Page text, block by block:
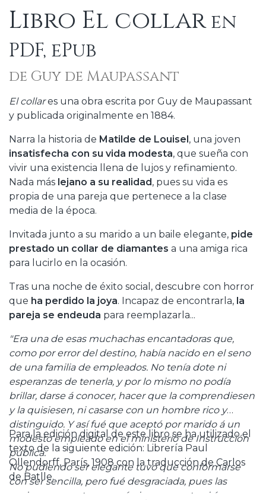
Libro El collaren
PDF, ePub
de Guy de Maupassant
El collares una obra escrita por Guy de Maupassant
y publicada originalmente en 1884.
Narra la historia de Matilde de Louisel, una joven
insatisfecha con su vida modesta, que sueña con
vivir una existencia llena de lujos y refinamiento.
Nada más lejano a su realidad, pues su vida es
propia de una pareja que pertenece a la clase
media de la época.
Invitada junto a su marido a un baile elegante, pide
prestado un collar de diamantes a una amiga rica
para lucirlo en la ocasión.
Tras una noche de éxito social, descubre con horror
que ha perdido la joya. Incapaz de encontrarla, la
pareja se endeuda para reemplazarla...
"Era una de esas muchachas encantadoras que,
como por error del destino, había nacido en el seno
de una familia de empleados. No tenía dote ni
esperanzas de tenerla, y por lo mismo no podía
brillar, darse á conocer, hacer que la comprendiesen
y la quisiesen, ni casarse con un hombre rico y
distinguido. Y así fué que aceptó por marido á un
modesto empleado en el ministerio de Instrucción
pública.
No pudiendo ser elegante tuvo que conformarse
con ser sencilla, pero fué desgraciada, pues las
mujeres no pertenecen á ninguna casta ni á
Para la edición digital de este libro se ha utilizado el
texto de la siguiente edición: Librería Paul
Ollendorff, París, 1908 con la traducción de Carlos
de Batlle.